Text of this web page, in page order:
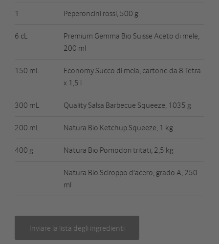
1 Peperoncini rossi, 500 g
6 cL
Premium Gemma Bio Suisse Aceto di mele,
200 ml
150 mL
Economy Succo di mela, cartone da 8 Tetra
x 1,5 l
300 mL Quality Salsa Barbecue Squeeze, 1035 g
200 mL Natura Bio Ketchup Squeeze, 1 kg
400 g Natura Bio Pomodori tritati, 2,5 kg
Natura Bio Sciroppo d'acero, grado A, 250
ml
Inviare la lista degli ingredienti